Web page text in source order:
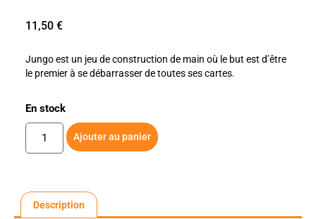
11,50 €
Jungo est un jeu de construction de main où le but est d’être
le premier à se débarrasser de toutes ses cartes.
En stock
Ajouter au panier
Description